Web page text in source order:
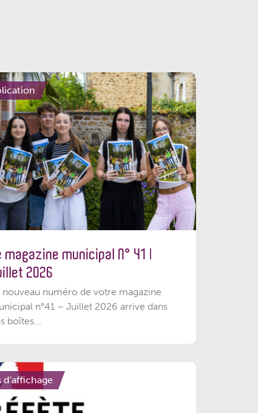
magazine municipal N° 41 |
2026
nouveau numéro de votre magazine
n°41 – Juillet 2026 arrive dans
boîtes...
d'affichage